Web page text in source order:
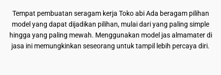
Tempat pembuatan seragam kerja Toko abi Ada beragam pilihan
model yang dapat dijadikan pilihan, mulai dari yang paling simple
hingga yang paling mewah. Menggunakan model jas almamater di
jasa ini memungkinkan seseorang untuk tampil lebih percaya diri.